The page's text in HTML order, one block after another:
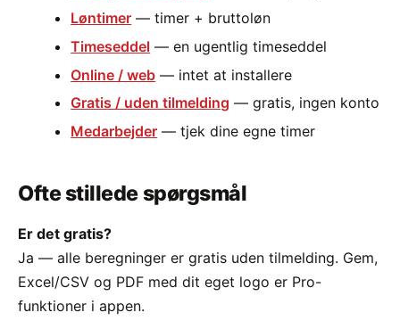
Løntimer — timer + bruttoløn
Timeseddel — en ugentlig timeseddel
Online / web — intet at installere
Gratis / uden tilmelding — gratis, ingen konto
Medarbejder — tjek dine egne timer
Ofte stillede spørgsmål
Er det gratis?
Ja — alle beregninger er gratis uden tilmelding. Gem,
Excel/CSV og PDF med dit eget logo er Pro-
funktioner i appen.